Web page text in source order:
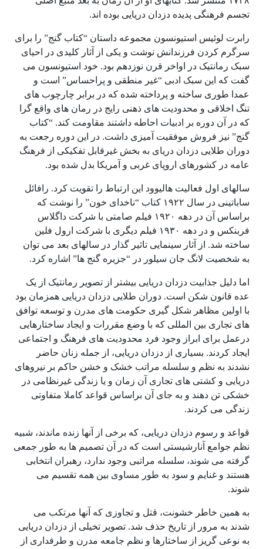
تجسم فرهنگی پدیده دزدان دریایی بوده اند.
رابرت لوئیس استیونسون مجموعه داستان “کتاب گنج” را برای
سرگرم کردن فرزندانش نوشت و یکی از آثار کلیدی در احیای
سبک رمانتیک در اواخر قرن نوزدهم بود. خود استیونسون می
گفت که این سبک ادبی “غیر منطقی و پراحساس” است و
عمدا طوری ساخته و پرداخته شده که در برابر چارچوب های
تنگ اخلاقی و محدودیت های ذهنی رایج در رمان های واقع گرا
که در آن دوره بر ادبیات احاطه داشتند مقاومت کند. “کتاب
گنج” نیز فروش موفقیت آمیزی داشت. در این دوره رجعت به
دوران طلایی دزدان دریای به بخش غیرقابل تفکیکی از فرهنگ
عامه در کشورهای اروپای غربی و آمریکا بدل شده بود.
سالهای اول فعالیت هالیوود این ارتباط را تقویت کرد. رافائل
ساباتینی در سال ۱۹۲۲ کتاب “ناخدای خون” را نوشت که
براساس آن در دهه ۱۹۲۰ فیلم صامتی با شرکت داگلاس
فربنکس و در دهه ۱۹۳۰ فیلم دیگری با شرکت ارول فلین
ساخته شد. از آثار سینمایی تاثیر گذار در سالهای بعد می توان
به شخصیت لانگ جان سیلور در “جزیره گنج ها” اشاره کرد.
اما دلیل جذابیت دزدان دریایی بیشتر از تصویر رمانتیک از یک
عده قانون شکن است. دوران طلایی دزدان دریایی همزمان بود
با اولین مظاهر شکل گیری حکومت های مدرن و توسعه توافق
های تجاری بین المللی که با وضع مقررات و ایجاد ساختارهایی
درعمل برای ابراز وجود فرد محدودیت های فرهنگ و اجتماعی
ایجاد کردند. بسیاری از دزدان دریایی، از جمله زنان حاضر
نشدند به نظم و سلسله مراتب خشک و خشن حاکم بر نیروهای
دریایی و کشتی های تجاری آن زمان و یا زندگی غیرنظامی در
خشکی تن دهند و به جای آن براساس قواعد کاملا متفاوتی
زندگی می کردند.
قواعد و رسوم دزدان دریایی، که برخی از آنها زنده ماندند، شبیه
نظم جوامع آنارشیستی است که در آن تصمیم ها به طور جمعی
گرفته می شوند، سلسله مراتبی وجود ندارد، رهبران انتخابی
هستند و غنایم و سود به طور مساوی بین همه تقسیم می
شوند.
به همین خاطر خشونت، قتل و تجاوزی که آنها مرتکب می
شدند به مرور از تاریخ حذف شد. تصویر تخیلی از دزدان دریایی
به نوعی گریز از ساختارها و نظم جامعه مدرن و طرفداری از